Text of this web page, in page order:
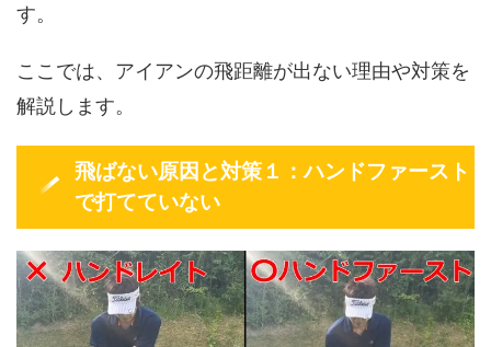
す。
ここでは、アイアンの飛距離が出ない理由や対策を
解説します。
飛ばない原因と対策１：ハンドファースト
で打てていない